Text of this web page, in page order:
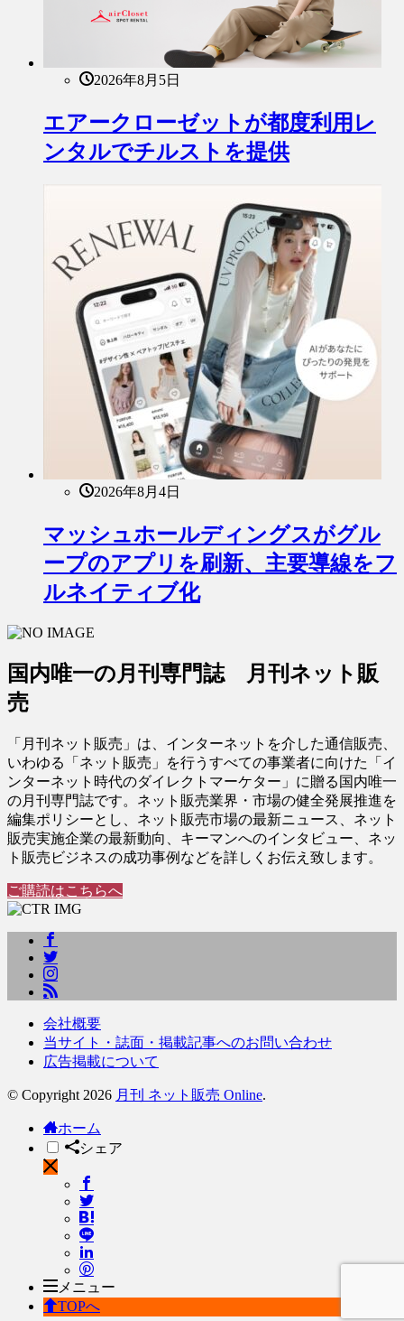
2026年8月5日
エアークローゼットが都度利用レ
ンタルでチルストを提供
2026年8月4日
マッシュホールディングスがグル
ープのアプリを刷新、主要導線をフ
ルネイティブ化
国内唯一の月刊専門誌 月刊ネット販
売
「月刊ネット販売」は、インターネットを介した通信販売、
いわゆる「ネット販売」を行うすべての事業者に向けた「イ
ンターネット時代のダイレクトマーケター」に贈る国内唯一
の月刊専門誌です。ネット販売業界・市場の健全発展推進を
編集ポリシーとし、ネット販売市場の最新ニュース、ネット
販売実施企業の最新動向、キーマンへのインタビュー、ネッ
ト販売ビジネスの成功事例などを詳しくお伝え致します。
ご購読はこちらへ
会社概要
当サイト・誌面・掲載記事へのお問い合わせ
広告掲載について
© Copyright 2026 月刊 ネット販売 Online.
ホーム
シェア
メニュー
TOPへ